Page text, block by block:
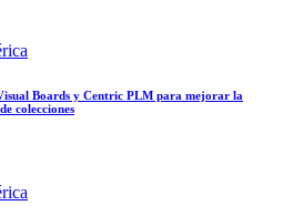
Boards y Centric PLM para mejorar la
colecciones